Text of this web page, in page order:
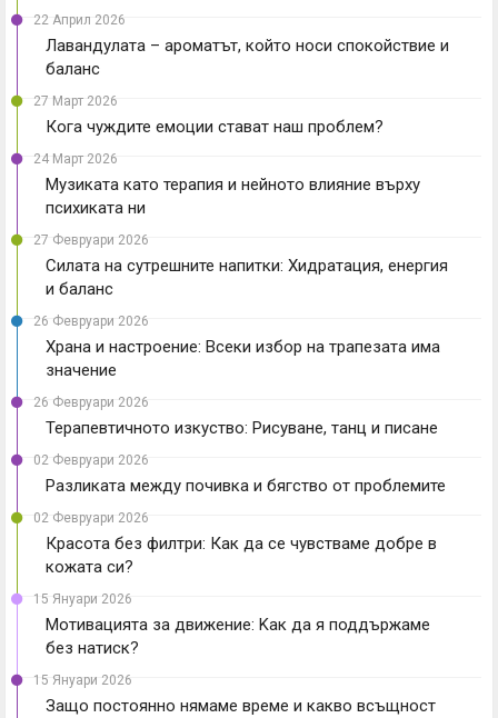
22 Април 2026
Лавандулата – ароматът, който носи спокойствие и
баланс
27 Март 2026
Кога чуждите емоции стават наш проблем?
24 Март 2026
Музиката като терапия и нейното влияние върху
психиката ни
27 Февруари 2026
Силата на сутрешните напитки: Хидратация, енергия
и баланс
26 Февруари 2026
Храна и настроение: Всеки избор на трапезата има
значение
26 Февруари 2026
Терапевтичното изкуство: Рисуване, танц и писане
02 Февруари 2026
Разликата между почивка и бягство от проблемите
02 Февруари 2026
Красота без филтри: Как да се чувстваме добре в
кожата си?
15 Януари 2026
Мотивацията за движение: Kак да я поддържаме
без натиск?
15 Януари 2026
Защо постоянно нямаме време и какво всъщност